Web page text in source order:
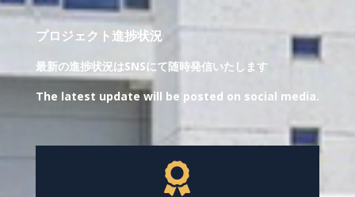
プロジェクト進捗状況
最新の進捗状況はSNSにて随時発信いたします
The latest update will be posted on social media.
